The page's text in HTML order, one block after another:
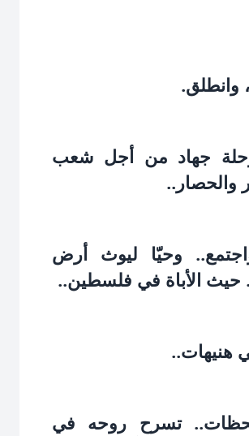
وانطلق.‏
جهاد من أجل شعب
والحصار..‏
وحيّا ليوث أرض
حيث الأباة في فلسطين..‏
هنيهات..‏
تسرح روحه في